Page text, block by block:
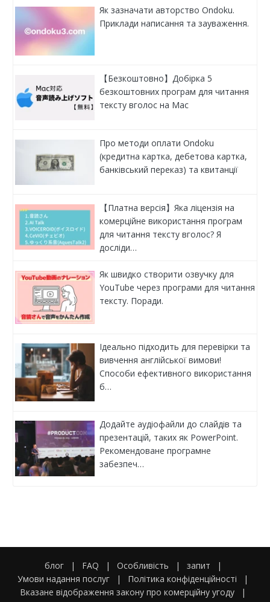
Як зазначати авторство Ondoku.
Приклади написання та зауваження.
【Безкоштовно】Добірка 5
безкоштовних програм для читання
тексту вголос на Mac
Про методи оплати Ondoku
(кредитна картка, дебетова картка,
банківський переказ) та квитанції
【Платна версія】Яка ліцензія на
комерційне використання програм
для читання тексту вголос? Я
досліди…
Як швидко створити озвучку для
YouTube через програми для читання
тексту. Поради.
Ідеально підходить для перевірки та
вивчення англійської вимови!
Способи ефективного використання
б…
Додайте аудіофайли до слайдів та
презентацій, таких як PowerPoint.
Рекомендоване програмне
забезпеч…
блог | FAQ | Особливість | запит
|
Умови надання послуг
| Політика конфіденційності
|
Вказане відображення закону про комерційну угоду
|